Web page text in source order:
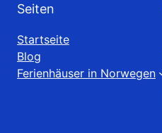
Seiten
Startseite
Blog
Ferienhäuser in Norwegen